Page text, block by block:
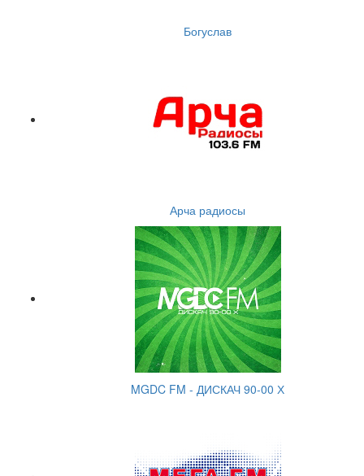
Богуслав
Арча радиосы
MGDC FM - ДИСКАЧ 90-00 Х